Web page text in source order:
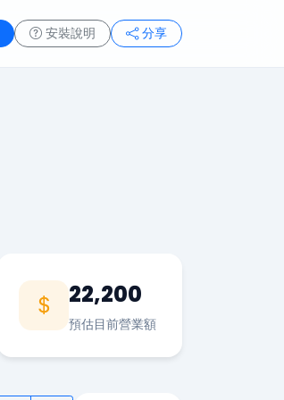
安裝說明 分享
22,200
預估目前營業額